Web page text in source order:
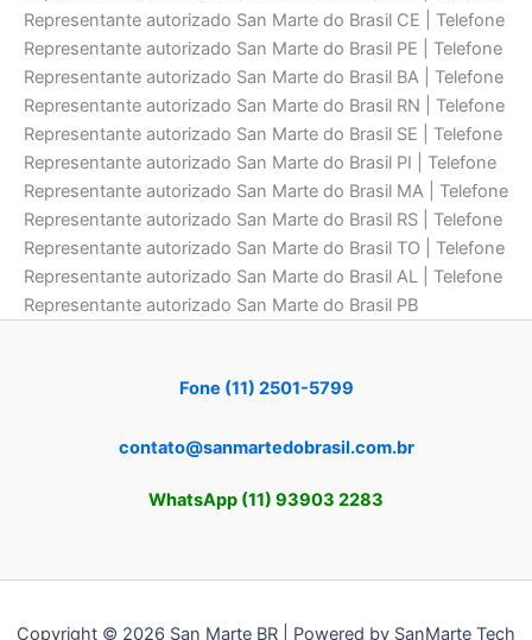
Representante autorizado San Marte do Brasil CE | Telefone
Representante autorizado San Marte do Brasil PE | Telefone
Representante autorizado San Marte do Brasil BA | Telefone
Representante autorizado San Marte do Brasil RN | Telefone
Representante autorizado San Marte do Brasil SE | Telefone
Representante autorizado San Marte do Brasil PI | Telefone
Representante autorizado San Marte do Brasil MA | Telefone
Representante autorizado San Marte do Brasil RS | Telefone
Representante autorizado San Marte do Brasil TO | Telefone
Representante autorizado San Marte do Brasil AL | Telefone
Representante autorizado San Marte do Brasil PB
Fone (11) 2501-5799
contato@sanmartedobrasil.com.br
WhatsApp (11) 93903 2283
Copyright © 2026 San Marte BR | Powered by SanMarte Tech